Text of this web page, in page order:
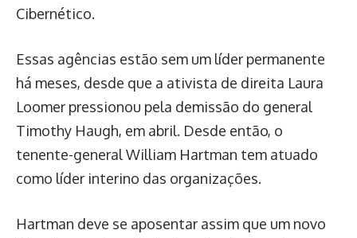
Cibernético.
Essas agências estão sem um líder permanente
há meses, desde que a ativista de direita Laura
Loomer pressionou pela demissão do general
Timothy Haugh, em abril. Desde então, o
tenente-general William Hartman tem atuado
como líder interino das organizações.
Hartman deve se aposentar assim que um novo